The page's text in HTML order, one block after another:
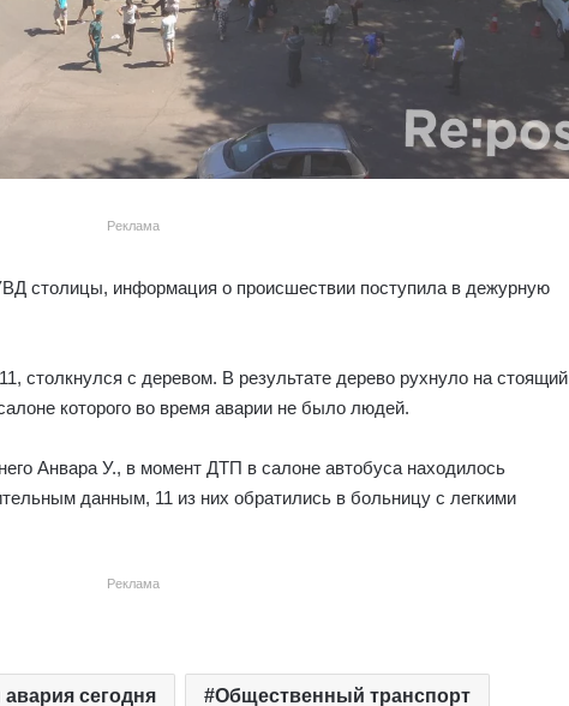
Реклама
столицы, информация о происшествии поступила в дежурную
столкнулся с деревом. В результате дерево рухнуло на стоящий
которого во время аварии не было людей.
Анвара У., в момент ДТП в салоне автобуса находилось
данным, 11 из них обратились в больницу с легкими
Реклама
сегодня Общественный транспорт